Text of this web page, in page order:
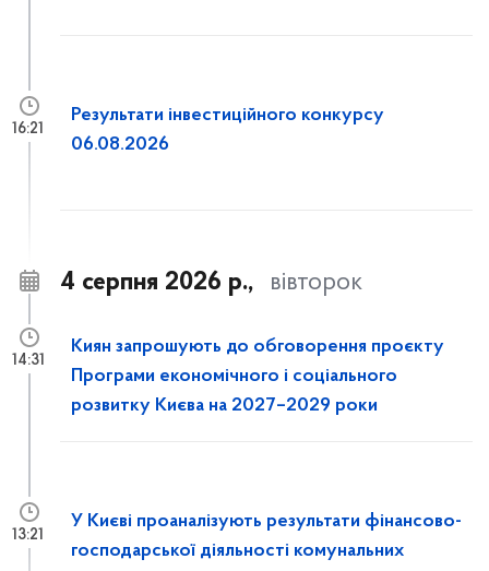
Результати інвестиційного конкурсу
06.08.2026
16:21
4 серпня 2026 р., вівторок
Киян запрошують до обговорення проєкту
Програми економічного і соціального
розвитку Києва на 2027–2029 роки
14:31
У Києві проаналізують результати фінансово-
господарської діяльності комунальних
13:21